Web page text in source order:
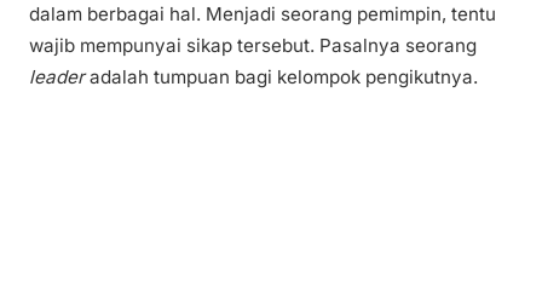
dalam berbagai hal. Menjadi seorang pemimpin, tentu
wajib mempunyai sikap tersebut. Pasalnya seorang
leaderadalah tumpuan bagi kelompok pengikutnya.